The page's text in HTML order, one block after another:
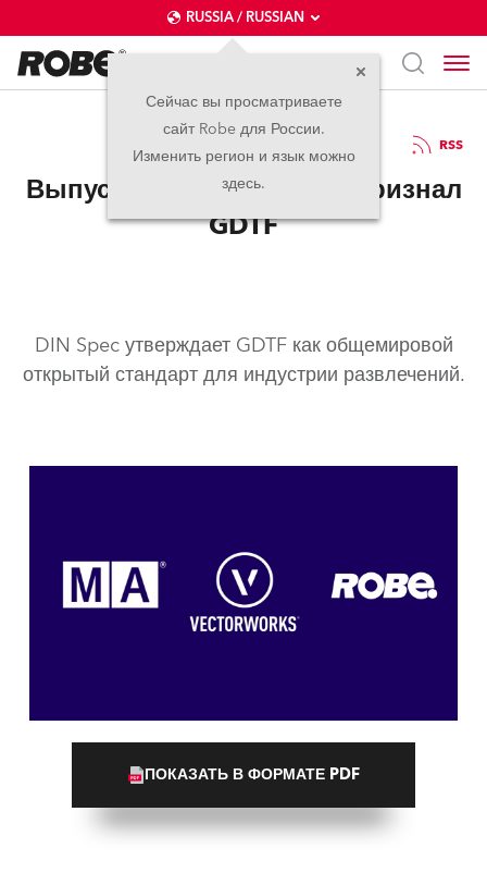
RUSSIA / RUSSIAN
Сейчас вы просматриваете
сайт Robe для России.
Изменить регион и язык можно
здесь.
04.06.2020 RSS
Выпуск DIN SPEC 15800 признал
GDTF
DIN Spec утверждает GDTF как общемировой
открытый стандарт для индустрии развлечений.
ПОКАЗАТЬ В ФОРМАТЕ PDF